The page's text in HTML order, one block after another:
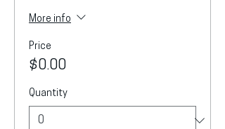
More info
Price
$0.00
Quantity